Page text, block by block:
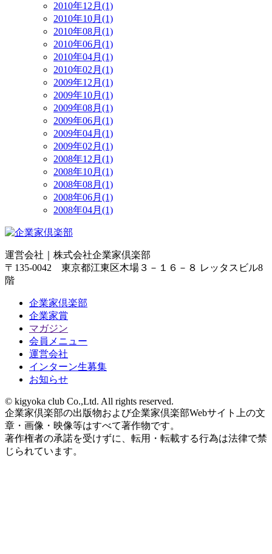
2010年12月(1)
2010年10月(1)
2010年08月(1)
2010年06月(1)
2010年04月(1)
2010年02月(1)
2009年12月(1)
2009年10月(1)
2009年08月(1)
2009年06月(1)
2009年04月(1)
2009年02月(1)
2008年12月(1)
2008年10月(1)
2008年08月(1)
2008年06月(1)
2008年04月(1)
運営会社｜ 株式会社企業家倶楽部
〒135-0042 東京都江東区木場３－１６－８ レッタスビル8
階
企業家倶楽部
企業家賞
マガジン
会員メニュー
運営会社
インターン生募集
お知らせ
© kigyoka club Co.,Ltd. All rights reserved.
企業家倶楽部の出版物および企業家倶楽部Webサイト上の文
章・画像・映像等はすべて著作物です。
著作権者の承諾を受けずに、転用・転載する行為は法律で禁
じられています。